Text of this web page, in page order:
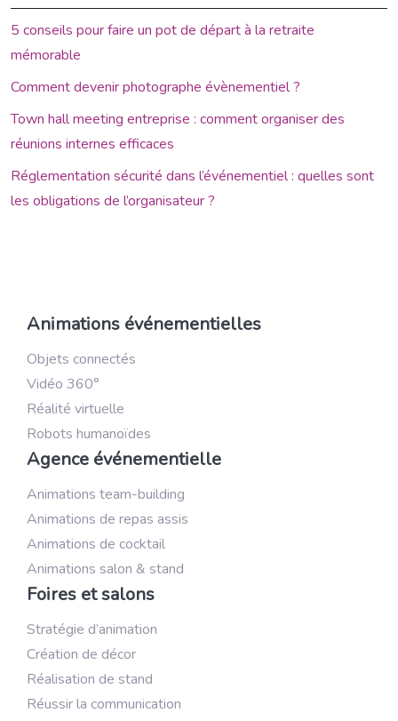
5 conseils pour faire un pot de départ à la retraite
mémorable
Comment devenir photographe évènementiel ?
Town hall meeting entreprise : comment organiser des
réunions internes efficaces
Réglementation sécurité dans l’événementiel : quelles sont
les obligations de l’organisateur ?
Animations événementielles
Objets connectés
Vidéo 360°
Réalité virtuelle
Robots humanoïdes
Agence événementielle
Animations team-building
Animations de repas assis
Animations de cocktail
Animations salon & stand
Foires et salons
Stratégie d’animation
Création de décor
Réalisation de stand
Réussir la communication